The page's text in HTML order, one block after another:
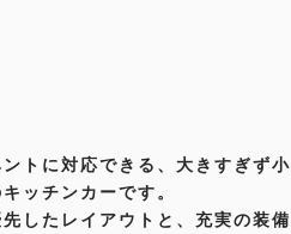
トに対応できる、大きすぎず
ッチンカーです。
したレイアウトと、充実の装備